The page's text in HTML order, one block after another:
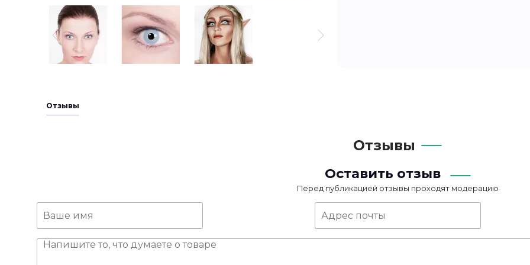
Отзывы
Отзывы
Оставить отзыв
Перед публикацией отзывы проходят модерацию